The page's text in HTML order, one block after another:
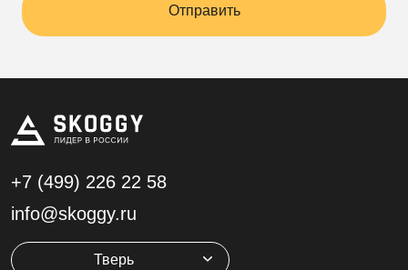
Отправить
+7 (499) 226 22 58
info@skoggy.ru
Тверь